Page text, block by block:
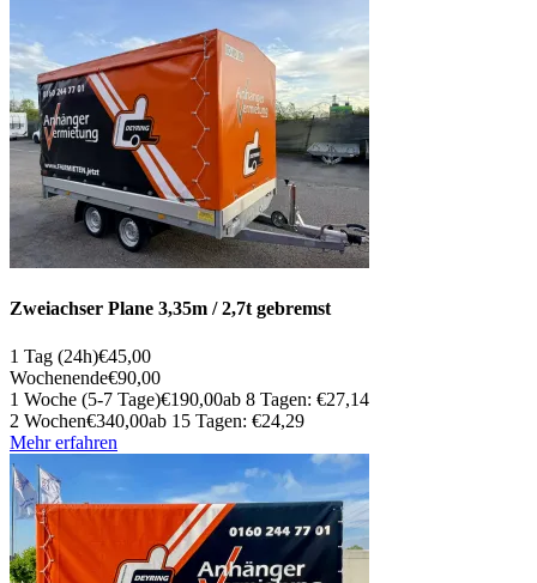
Zweiachser Plane 3,35m / 2,7t gebremst
1 Tag (24h)€45,00
Wochenende€90,00
1 Woche (5-7 Tage)€190,00ab 8 Tagen: €27,14
2 Wochen€340,00ab 15 Tagen: €24,29
Mehr erfahren